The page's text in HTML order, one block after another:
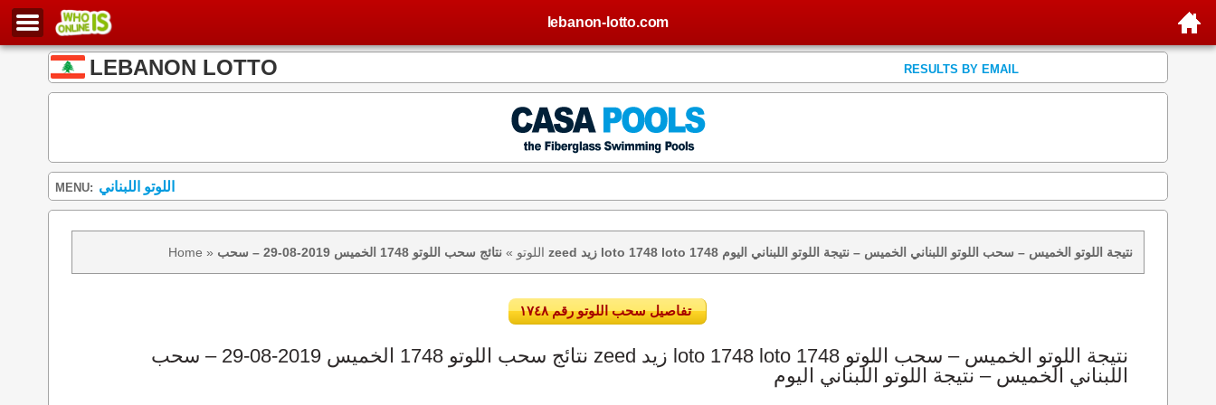
lebanon-lotto.com
LEBANON LOTTO RESULTS BY EMAIL
MENU: اللوتو اللبناني
Home » اللوتو » نتائج سحب اللوتو 1748 الخميس 2019-08-29 – سحب zeed زيد loto 1748 loto 1748 نتيجة اللوتو الخميس – سحب اللوتو اللبناني الخميس – نتيجة اللوتو اللبناني اليوم
تفاصيل سحب اللوتو رقم ١٧٤٨
نتائج سحب اللوتو 1748 الخميس 2019-08-29 – سحب zeed زيد loto 1748 loto 1748 نتيجة اللوتو الخميس – سحب اللوتو
اللبناني الخميس – نتيجة اللوتو اللبناني اليوم